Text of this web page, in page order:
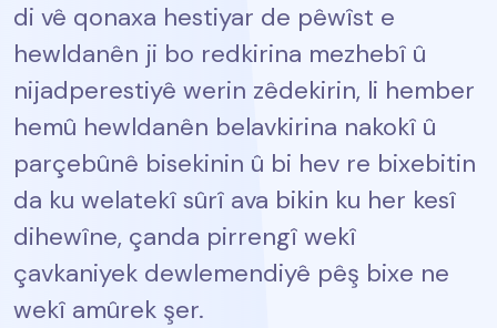
di vê qonaxa hestiyar de pêwîst e
hewldanên ji bo redkirina mezhebî û
nijadperestiyê werin zêdekirin, li hember
hemû hewldanên belavkirina nakokî û
parçebûnê bisekinin û bi hev re bixebitin
da ku welatekî sûrî ava bikin ku her kesî
dihewîne, çanda pirrengî wekî
çavkaniyek dewlemendiyê pêş bixe ne
wekî amûrek şer.